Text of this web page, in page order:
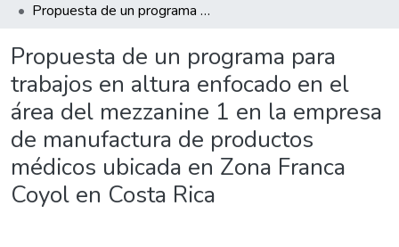
Propuesta de un programa para trabajos en altura enfocado en el área del mezzanine 1 en la empresa de manufactura de productos médicos ubicada en Zona Franca Coyol en Costa Rica
Propuesta de un programa para
trabajos en altura enfocado en el
área del mezzanine 1 en la empresa
de manufactura de productos
médicos ubicada en Zona Franca
Coyol en Costa Rica